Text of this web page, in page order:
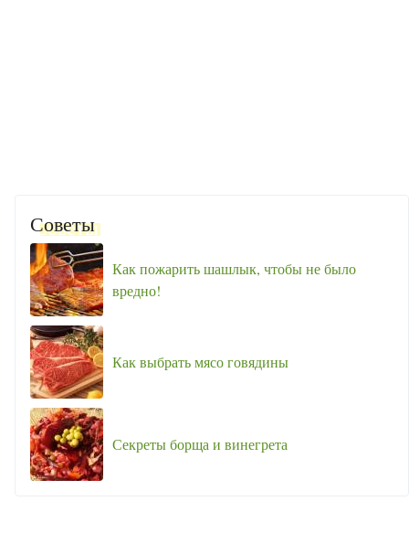
Советы
Как пожарить шашлык, чтобы не было
вредно!
Как выбрать мясо говядины
Секреты борща и винегрета